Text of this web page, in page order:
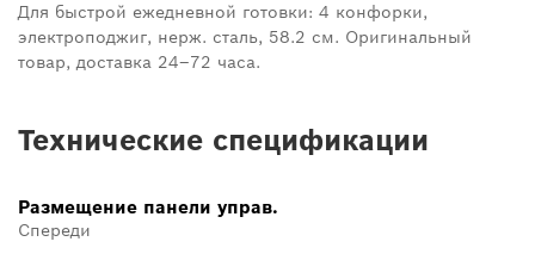
Для быстрой ежедневной готовки: 4 конфорки,
электроподжиг, нерж. сталь, 58.2 см. Оригинальный
товар, доставка 24–72 часа.
Технические спецификации
Размещение панели управ.
Спереди